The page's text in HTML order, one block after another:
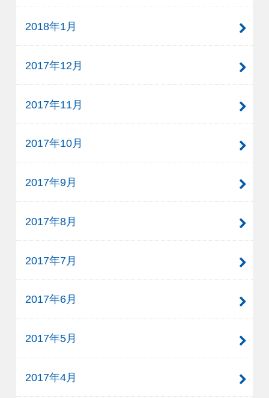
2018年1月
2017年12月
2017年11月
2017年10月
2017年9月
2017年8月
2017年7月
2017年6月
2017年5月
2017年4月